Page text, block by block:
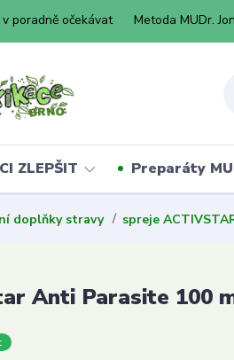
v poradně očekávat Metoda MUDr.
ZLEPŠIT Preparáty
doplňky stravy spreje
Anti Parasite 100